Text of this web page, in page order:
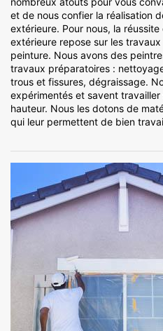
et de nous confier la réalisation
extérieure. Pour nous, la
extérieure repose sur les
peinture. Nous avons des
travaux préparatoires :
trous et fissures, dégraissage.
expérimentés et savent
hauteur. Nous les dotons de
qui leur permettent de bien